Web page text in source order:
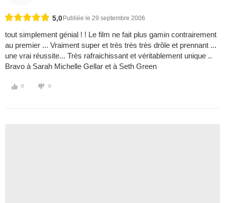
5,0 Publiée le 29 septembre 2006
tout simplement génial ! ! Le film ne fait plus gamin contrairement
au premier ... Vraiment super et très très très drôle et prennant ...
une vrai réussite... Très rafraichissant et véritablement unique ..
Bravo à Sarah Michelle Gellar et à Seth Green
0 0